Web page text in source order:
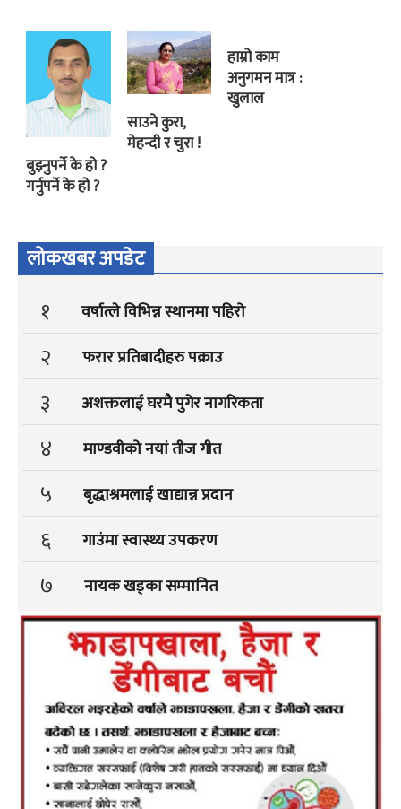
बुझ्नुपर्ने के हो ?
गर्नुपर्ने के हो ?
साउने कुरा,
मेहन्दी र चुरा !
हाम्रो काम
अनुगमन मात्र :
खुलाल
लोकखबर अपडेट
१ वर्षात्ले विभिन्न स्थानमा पहिरो
२ फरार प्रतिबादीहरु पक्राउ
३ अशक्तलाई घरमै पुगेर नागरिकता
४ माण्डवीको नयां तीज गीत
५ बृद्धाश्रमलाई खाद्यान्न प्रदान
६ गाउंमा स्वास्थ्य उपकरण
७ नायक खड्का सम्मानित